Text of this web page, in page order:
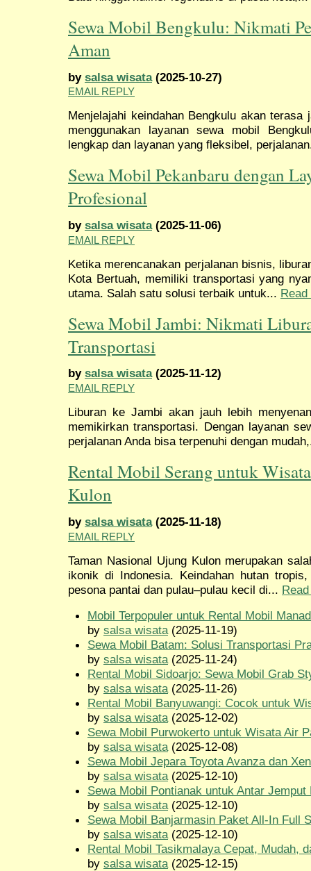
Sewa Mobil Bengkulu: Nikmati
Aman
by salsa wisata(2025-10-27)
EMAIL REPLY
Menjelajahi keindahan Bengkulu akan
menggunakan layanan sewa mobil
lengkap dan layanan yang fleksibel,
Sewa Mobil Pekanbaru dengan
Profesional
by salsa wisata(2025-11-06)
EMAIL REPLY
Ketika merencanakan perjalanan bisnis,
Kota Bertuah, memiliki transportasi yang
utama. Salah satu solusi terbaik untuk...
Sewa Mobil Jambi: Nikmati
Transportasi
by salsa wisata(2025-11-12)
EMAIL REPLY
Liburan ke Jambi akan jauh lebih
memikirkan transportasi. Dengan layanan
perjalanan Anda bisa terpenuhi dengan
Rental Mobil Serang untuk
Kulon
by salsa wisata(2025-11-18)
EMAIL REPLY
Taman Nasional Ujung Kulon merupakan
ikonik di Indonesia. Keindahan hutan
pesona pantai dan pulau–pulau kecil di...
Mobil Terpopuler untuk Rental Mobil
by salsa wisata (2025-11-19)
Sewa Mobil Batam: Solusi Transportasi
by salsa wisata (2025-11-24)
Rental Mobil Sidoarjo: Sewa Mobil Grab
by salsa wisata (2025-11-26)
Rental Mobil Banyuwangi: Cocok untuk
by salsa wisata (2025-12-02)
Sewa Mobil Purwokerto untuk Wisata Air
by salsa wisata (2025-12-08)
Sewa Mobil Jepara Toyota Avanza dan
by salsa wisata (2025-12-10)
Sewa Mobil Pontianak untuk Antar Jemput
by salsa wisata (2025-12-10)
Sewa Mobil Banjarmasin Paket All-In Full
by salsa wisata (2025-12-10)
Rental Mobil Tasikmalaya Cepat, Mudah,
by salsa wisata (2025-12-15)